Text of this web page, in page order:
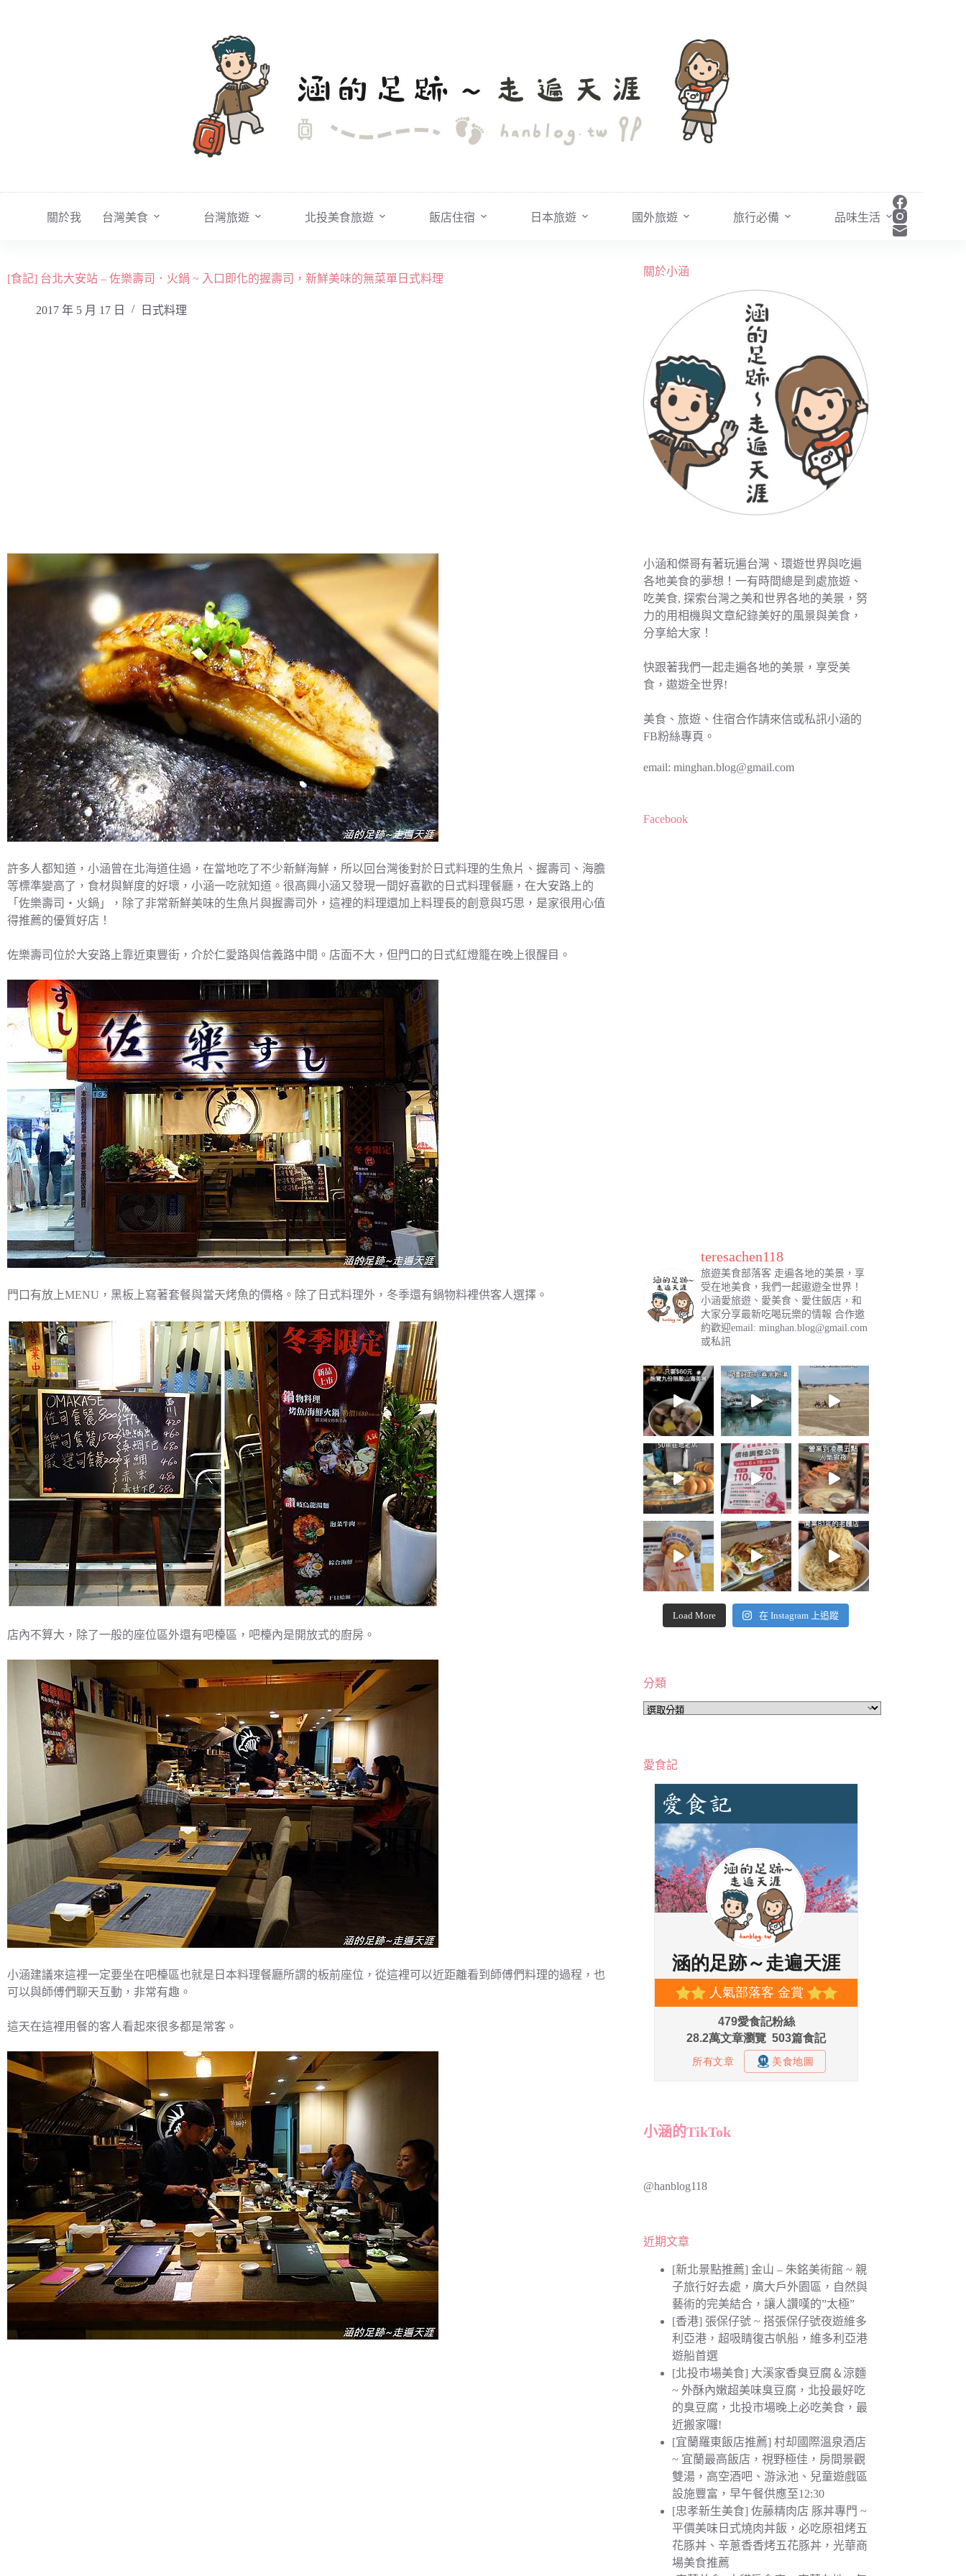
關於我 台灣美食 台灣旅遊 北投美食旅遊 飯店住宿 日本旅遊 國外旅遊 旅行必備 品味生活
[食記] 台北大安站 – 佐樂壽司．火鍋 ~ 入口即化的握壽司，新鮮美味的無菜單日式料理
2017 年 5 月 17 日 日式料理
許多人都知道，小涵曾在北海道住過，在當地吃了不少新鮮海鮮，所以回台灣後對於日式料理的生魚片、握壽司、海膽
等標準變高了，食材與鮮度的好壞，小涵一吃就知道。很高興小涵又發現一間好喜歡的日式料理餐廳，在大安路上的
「佐樂壽司‧火鍋」，除了非常新鮮美味的生魚片與握壽司外，這裡的料理還加上料理長的創意與巧思，是家很用心值
得推薦的優質好店！
佐樂壽司位於大安路上靠近東豐街，介於仁愛路與信義路中間。店面不大，但門口的日式紅燈籠在晚上很醒目。
門口有放上MENU，黑板上寫著套餐與當天烤魚的價格。除了日式料理外，冬季還有鍋物料裡供客人選擇。
店內不算大，除了一般的座位區外還有吧檯區，吧檯內是開放式的廚房。
小涵建議來這裡一定要坐在吧檯區也就是日本料理餐廳所謂的板前座位，從這裡可以近距離看到師傅們料理的過程，也
可以與師傅們聊天互動，非常有趣。
這天在這裡用餐的客人看起來很多都是常客。
關於小涵
小涵和傑哥有著玩遍台灣、環遊世界與吃遍
各地美食的夢想！一有時間總是到處旅遊、
吃美食, 探索台灣之美和世界各地的美景，努
力的用相機與文章紀錄美好的風景與美食，
分享給大家！
快跟著我們一起走遍各地的美景，享受美
食，遨遊全世界!
美食、旅遊、住宿合作請來信或私訊小涵的
FB粉絲專頁。
email: minghan.blog@gmail.com
Facebook
teresachen118
旅遊美食部落客走遍各地的美景，享
受在地美食，我們一起遨遊全世界！
小涵愛旅遊、愛美食、愛住飯店，和
大家分享最新吃喝玩樂的情報 合作邀
約歡迎email: minghan.blog@gmail.com
或私訊
Load More 在 Instagram 上追蹤
分類
分
愛食記
小涵的TikTok
@hanblog118
近期文章
[新北景點推薦] 金山 – 朱銘美術館 ~ 親
子旅行好去處，廣大戶外園區，自然與
藝術的完美結合，讓人讚嘆的”太極”
[香港] 張保仔號 ~ 搭張保仔號夜遊維多
利亞港，超吸睛復古帆船，維多利亞港
遊船首選
[北投市場美食] 大溪家香臭豆腐＆涼麵
~ 外酥內嫩超美味臭豆腐，北投最好吃
的臭豆腐，北投市場晚上必吃美食，最
近搬家囉!
[宜蘭羅東飯店推薦] 村却國際溫泉酒店
~ 宜蘭最高飯店，視野極佳，房間景觀
雙湯，高空酒吧、游泳池、兒童遊戲區
設施豐富，早午餐供應至12:30
[忠孝新生美食] 佐藤精肉店 豚丼專門 ~
平價美味日式燒肉丼飯，必吃原祖烤五
花豚丼、辛蔥香香烤五花豚丼，光華商
場美食推薦